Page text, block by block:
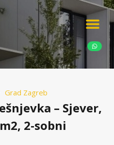
Grad Zagreb
– Sjever,
2-sobni